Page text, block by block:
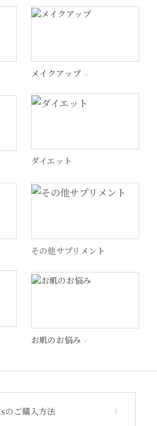
のご購入方法
メイクアップ
ダイエット
その他サプリメント
お肌のお悩み